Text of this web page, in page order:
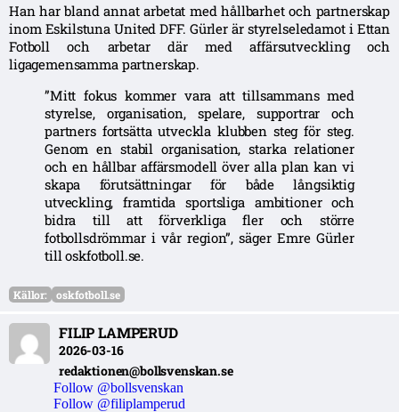
Han har bland annat arbetat med hållbarhet och partnerskap
inom Eskilstuna United DFF. Gürler är styrelseledamot i Ettan
Fotboll och arbetar där med affärsutveckling och
ligagemensamma partnerskap.
”Mitt fokus kommer vara att tillsammans med
styrelse, organisation, spelare, supportrar och
partners fortsätta utveckla klubben steg för steg.
Genom en stabil organisation, starka relationer
och en hållbar affärsmodell över alla plan kan vi
skapa förutsättningar för både långsiktig
utveckling, framtida sportsliga ambitioner och
bidra till att förverkliga fler och större
fotbollsdrömmar i vår region”, säger Emre Gürler
till oskfotboll.se.
Källor: oskfotboll.se
FILIP LAMPERUD
2026-03-16
redaktionen@bollsvenskan.se
Follow @bollsvenskan
Follow @filiplamperud